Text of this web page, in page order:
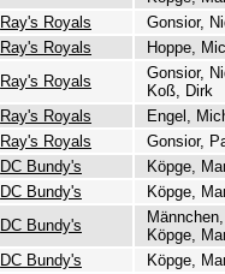
Ray's Royals Gonsior,
Ray's Royals Hoppe,
Ray's Royals
Gonsior,
Koß, Dirk
Ray's Royals Engel,
Ray's Royals Gonsior,
DC Bundy's Köpge,
DC Bundy's Köpge,
DC Bundy's
Köpge,
DC Bundy's Köpge,